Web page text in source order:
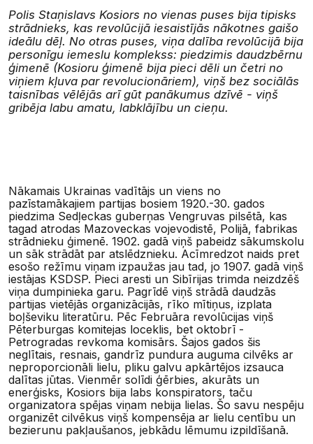
Polis Staņislavs Kosiors no vienas puses bija tipisks
strādnieks, kas revolūcijā iesaistījās nākotnes gaišo
ideālu dēļ. No otras puses, viņa dalība revolūcijā bija
personīgu iemeslu komplekss: piedzimis daudzbērnu
ģimenē (Kosioru ģimenē bija pieci dēli un četri no
viņiem kļuva par revolucionāriem), viņš bez sociālās
taisnības vēlējās arī gūt panākumus dzīvē - viņš
gribēja labu amatu, labklājību un cieņu.
Nākamais Ukrainas vadītājs un viens no
pazīstamākajiem partijas bosiem 1920.-30. gados
piedzima Sedļeckas guberņas Vengruvas pilsētā, kas
tagad atrodas Mazoveckas vojevodistē, Polijā, fabrikas
strādnieku ģimenē. 1902. gadā viņš pabeidz sākumskolu
un sāk strādāt par atslēdznieku. Acīmredzot naids pret
esošo režīmu viņam izpaužas jau tad, jo 1907. gadā viņš
iestājas KSDSP. Pieci aresti un Sibīrijas trimda neizdzēš
viņa dumpinieka garu. Pagrīdē viņš strādā daudzās
partijas vietējās organizācijās, rīko mītiņus, izplata
boļševiku literatūru. Pēc Februāra revolūcijas viņš
Pēterburgas komitejas loceklis, bet oktobrī -
Petrogradas revkoma komisārs. Šajos gados šis
neglītais, resnais, gandrīz pundura auguma cilvēks ar
neproporcionāli lielu, pliku galvu apkārtējos izsauca
dalītas jūtas. Vienmēr solīdi ģērbies, akurāts un
enerģisks, Kosiors bija labs konspirators, taču
organizatora spējas viņam nebija lielas. Šo savu nespēju
organizēt cilvēkus viņš kompensēja ar lielu centību un
bezierunu pakļaušanos, jebkādu lēmumu izpildīšanā.